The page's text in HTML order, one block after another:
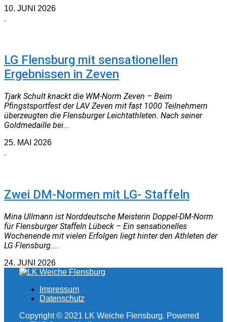
10. JUNI 2026
LG Flensburg mit sensationellen
Ergebnissen in Zeven
Tjark Schult knackt die WM-Norm Zeven – Beim
Pfingstsportfest der LAV Zeven mit fast 1000 Teilnehmern
überzeugten die Flensburger Leichtathleten. Nach seiner
Goldmedaille bei...
25. MAI 2026
Zwei DM-Normen mit LG- Staffeln
Mina Ullmann ist Norddeutsche Meisterin Doppel-DM-Norm
für Flensburger Staffeln Lübeck – Ein sensationelles
Wochenende mit vielen Erfolgen liegt hinter den Athleten der
LG Flensburg....
24. JUNI 2026
Impressum
Datenschutz
Copyright © 2021 LK Weiche Flensburg. Powered